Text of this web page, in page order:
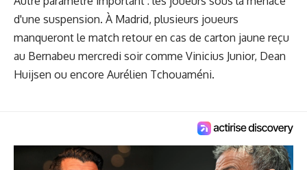
d'une suspension. À Madrid, plusieurs joueurs
manqueront le match retour en cas de carton jaune reçu
au Bernabeu mercredi soir comme Vinicius Junior, Dean
Huijsen ou encore Aurélien Tchouaméni.